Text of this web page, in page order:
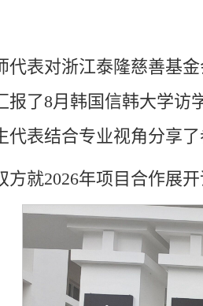
代表对浙江泰隆慈善基
报了8月韩国信韩大学
代表结合专业视角分享
方就2026年项目合作展